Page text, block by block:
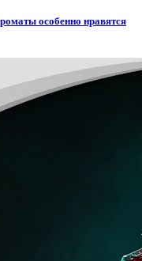
особенно нравятся